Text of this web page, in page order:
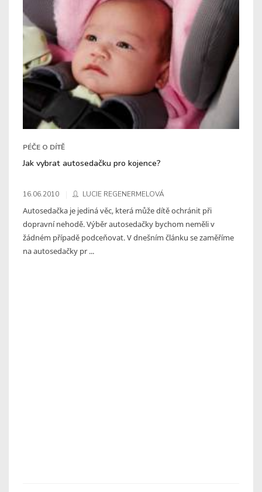
PÉČE O DÍTĚ
Jak vybrat autosedačku pro kojence?
16.06.2010 LUCIE REGENERMELOVÁ
Autosedačka je jediná věc, která může dítě ochránit při
dopravní nehodě. Výběr autosedačky bychom neměli v
žádném případě podceňovat. V dnešním článku se zaměříme
na autosedačky pr ...